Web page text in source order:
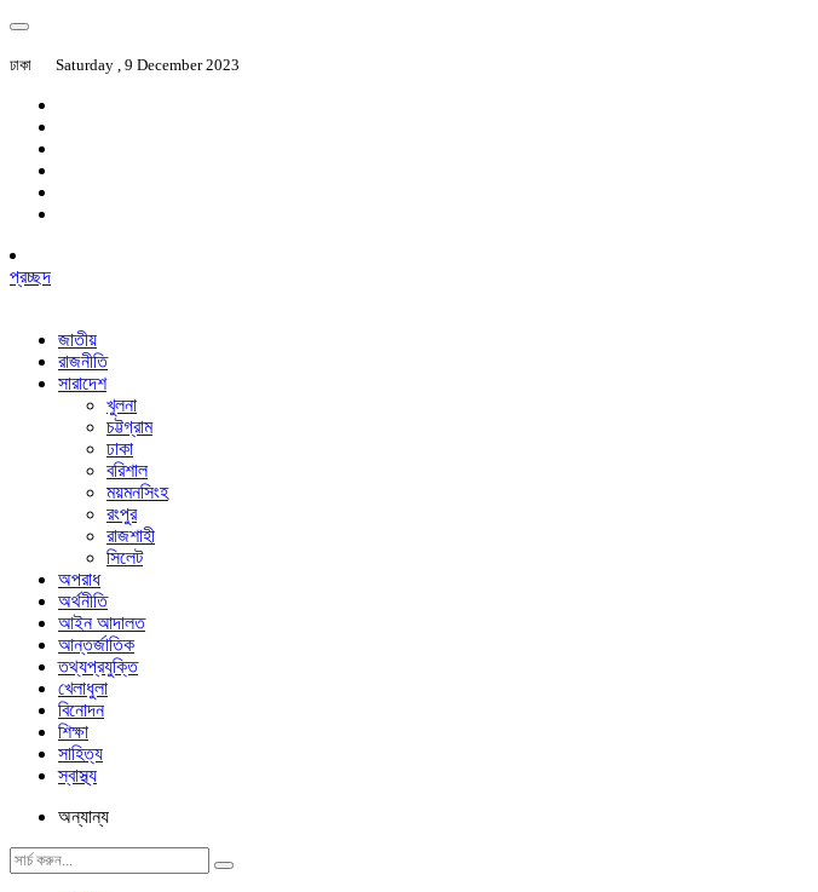
ঢাকা Saturday , 9 December 2023
প্রচ্ছদ
জাতীয়
রাজনীতি
সারাদেশ
খুলনা
চট্টগ্রাম
ঢাকা
বরিশাল
ময়মনসিংহ
রংপুর
রাজশাহী
সিলেট
অপরাধ
অর্থনীতি
আইন আদালত
আন্তর্জাতিক
তথ্যপ্রযুক্তি
খেলাধুলা
বিনোদন
শিক্ষা
সাহিত্য
স্বাস্থ্য
অন্যান্য